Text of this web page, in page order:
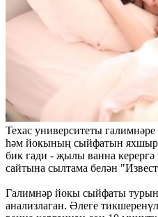
Техас университеты
һәм йокының сыйфатын
бик гади - җылы ванна керергә
сайтына сылтама белән
Галимнәр йокы сыйфаты
анализлаган. Әлеге